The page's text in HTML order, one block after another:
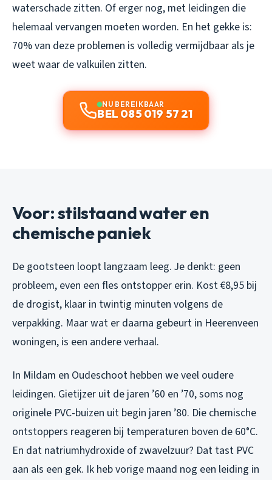
waterschade zitten. Of erger nog, met leidingen die
helemaal vervangen moeten worden. En het gekke is:
70% van deze problemen is volledig vermijdbaar als je
weet waar de valkuilen zitten.
NU BEREIKBAAR
BEL 085 019 57 21
Voor: stilstaand water en
chemische paniek
De gootsteen loopt langzaam leeg. Je denkt: geen
probleem, even een fles ontstopper erin. Kost €8,95 bij
de drogist, klaar in twintig minuten volgens de
verpakking. Maar wat er daarna gebeurt in Heerenveen
woningen, is een andere verhaal.
In Mildam en Oudeschoot hebben we veel oudere
leidingen. Gietijzer uit de jaren ’60 en ’70, soms nog
originele PVC-buizen uit begin jaren ’80. Die chemische
ontstoppers reageren bij temperaturen boven de 60°C.
En dat natriumhydroxide of zwavelzuur? Dat tast PVC
aan als een gek. Ik heb vorige maand nog een leiding in